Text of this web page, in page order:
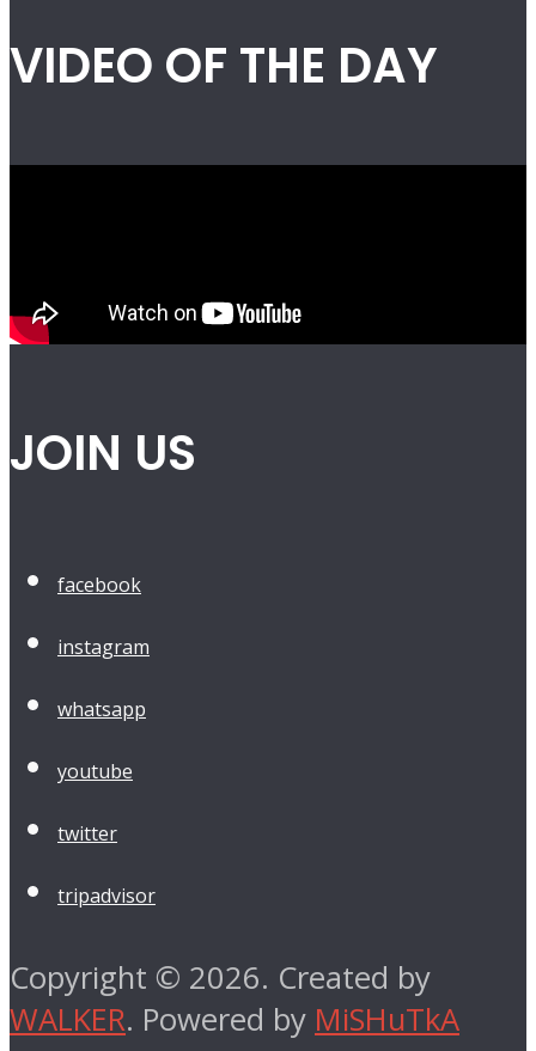
VIDEO OF THE DAY
JOIN US
facebook
instagram
whatsapp
youtube
twitter
tripadvisor
Copyright © 2026. Created by
WALKER. Powered by MiSHuTkA